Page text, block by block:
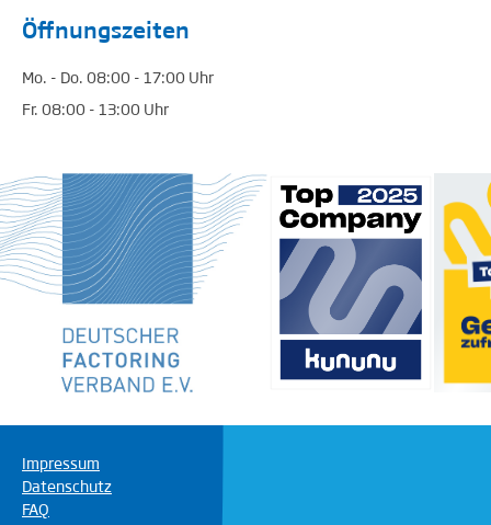
Öffnungszeiten
Mo. - Do. 08:00 - 17:00 Uhr
Fr. 08:00 - 13:00 Uhr
Impressum
Datenschutz
FAQ